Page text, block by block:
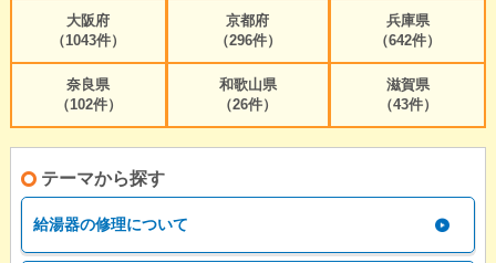
大阪府
（1043件）
京都府
（296件）
兵庫県
（642件）
奈良県
（102件）
和歌山県
（26件）
滋賀県
（43件）
テーマから探す
給湯器の修理について